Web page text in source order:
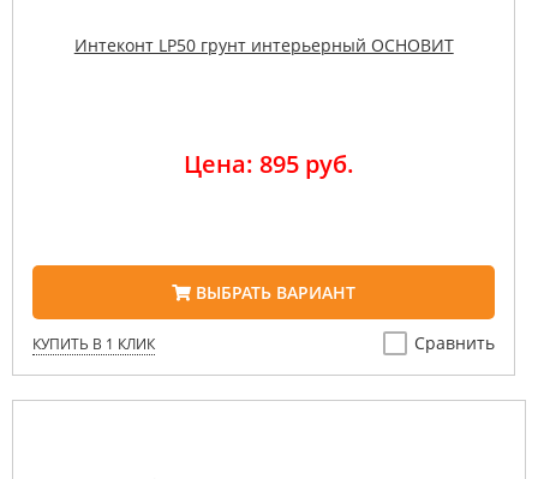
Интеконт LP50 грунт интерьерный ОСНОВИТ
Цена: 895 руб.
ВЫБРАТЬ ВАРИАНТ
КУПИТЬ В 1 КЛИК Сравнить